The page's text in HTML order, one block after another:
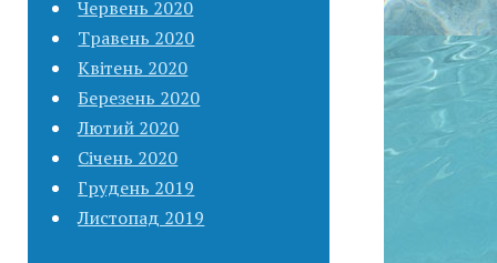
Червень 2020
Травень 2020
Квітень 2020
Березень 2020
Лютий 2020
Січень 2020
Грудень 2019
Листопад 2019